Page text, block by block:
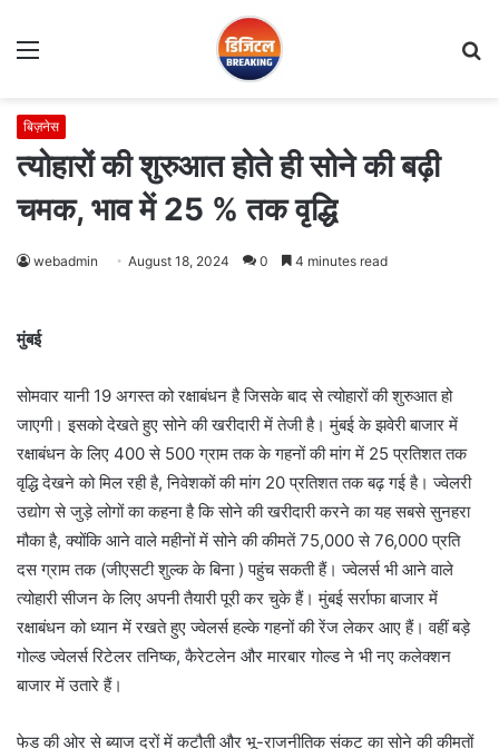
Menu
बिज़नेस
त्योहारों की शुरुआत होते ही सोने की बढ़ी
चमक, भाव में 25 % तक वृद्धि
webadmin August 18, 2024 0 4 minutes read
मुंबई
सोमवार यानी 19 अगस्त को रक्षाबंधन है जिसके बाद से त्योहारों की शुरुआत हो
जाएगी। इसको देखते हुए सोने की खरीदारी में तेजी है। मुंबई के झवेरी बाजार में
रक्षाबंधन के लिए 400 से 500 ग्राम तक के गहनों की मांग में 25 प्रतिशत तक
वृद्धि देखने को मिल रही है, निवेशकों की मांग 20 प्रतिशत तक बढ़ गई है। ज्वेलरी
उद्योग से जुड़े लोगों का कहना है कि सोने की खरीदारी करने का यह सबसे सुनहरा
मौका है, क्योंकि आने वाले महीनों में सोने की कीमतें 75,000 से 76,000 प्रति
दस ग्राम तक (जीएसटी शुल्क के बिना ) पहुंच सकती हैं। ज्वेलर्स भी आने वाले
त्योहारी सीजन के लिए अपनी तैयारी पूरी कर चुके हैं। मुंबई सर्राफा बाजार में
रक्षाबंधन को ध्यान में रखते हुए ज्वेलर्स हल्के गहनों की रेंज लेकर आए हैं। वहीं बड़े
गोल्ड ज्वेलर्स रिटेलर तनिष्क, कैरेटलेन और मारबार गोल्ड ने भी नए कलेक्शन
बाजार में उतारे हैं।
फेड की ओर से ब्याज दरों में कटौती और भू-राजनीतिक संकट का सोने की कीमतों